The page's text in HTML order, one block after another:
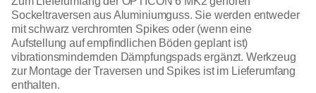
Sockeltraversen aus Aluminiumguss. Sie werden entweder
mit schwarz verchromten Spikes oder (wenn eine
Aufstellung auf empfindlichen Böden geplant ist)
vibrationsmindernden Dämpfungspads ergänzt. Werkzeug
zur Montage der Traversen und Spikes ist im Lieferumfang
enthalten.